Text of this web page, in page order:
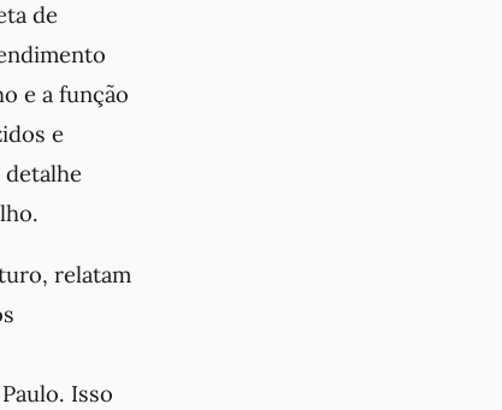
de
e a função
e
relatam
Isso